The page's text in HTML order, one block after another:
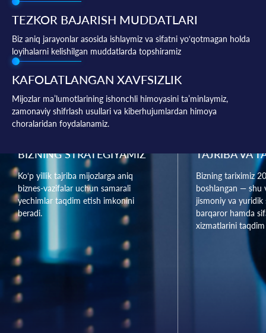
TEZKOR BAJARISH MUDDATLARI
Biz aniq jarayonlar asosida ishlaymiz va sifatni yo‘qotmagan holda
loyihalarni kelishilgan muddatlarda topshiramiz
KAFOLATLANGAN XAVFSIZLIK
Mijozlar ma’lumotlarining ishonchli himoyasini ta’minlaymiz,
zamonaviy shifrlash usullari va kiberhujumlardan himoya
choralaridan foydalanamiz.
BIZNING STRATEGIYAMIZ
Ko‘p yillik tajriba mijozlarga aniq
biznes-vazifalar uchun samarali
yechimlar taqdim etish imkonini
beradi.
TAJRIBA VA
Bizning tariximiz
boshlangan — shu
jismoniy va yuridik
barqaror hamda
xizmatlarini